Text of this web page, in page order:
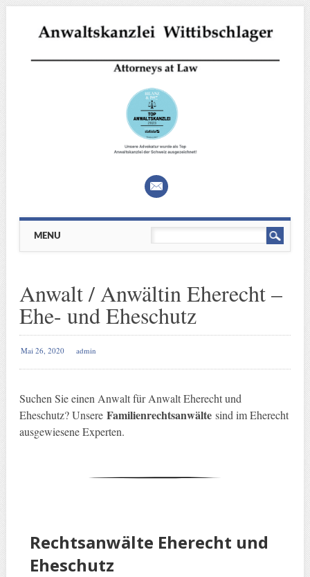
Main menu
MENU
Anwalt / Anwältin Eherecht –
Ehe- und Eheschutz
Mai 26, 2020 admin
Suchen Sie einen Anwalt für Anwalt Eherecht und
Eheschutz? Unsere Familienrechtsanwälte sind im Eherecht
ausgewiesene Experten.
Rechtsanwälte Eherecht und
Eheschutz